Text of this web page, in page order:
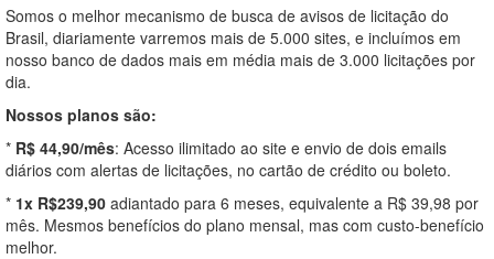
Somos o melhor mecanismo de busca de avisos de licitação do
Brasil, diariamente varremos mais de 5.000 sites, e incluímos em
nosso banco de dados mais em média mais de 3.000 licitações por
dia.
Nossos planos são:
* R$ 44,90/mês: Acesso ilimitado ao site e envio de dois emails
diários com alertas de licitações, no cartão de crédito ou boleto.
* 1x R$239,90 adiantado para 6 meses, equivalente a R$ 39,98 por
mês. Mesmos benefícios do plano mensal, mas com custo-benefício
melhor.